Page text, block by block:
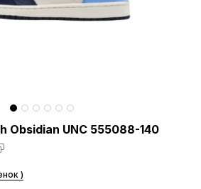
Obsidian UNC 555088-140
)